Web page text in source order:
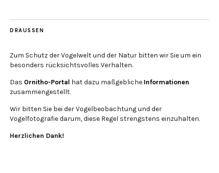
DRAUSSEN
Zum Schutz der Vogelwelt und der Natur bitten wir Sie um ein
besonders rücksichtsvolles Verhalten.
Das Ornitho-Portal hat dazu maßgebliche Informationen
zusammengestellt.
Wir bitten Sie bei der Vogelbeobachtung und der
Vogelfotografie darum, diese Regel strengstens einzuhalten.
Herzlichen Dank!